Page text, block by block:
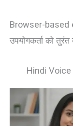
Browser-based
उपयोगकर्ता को
Hindi Voice